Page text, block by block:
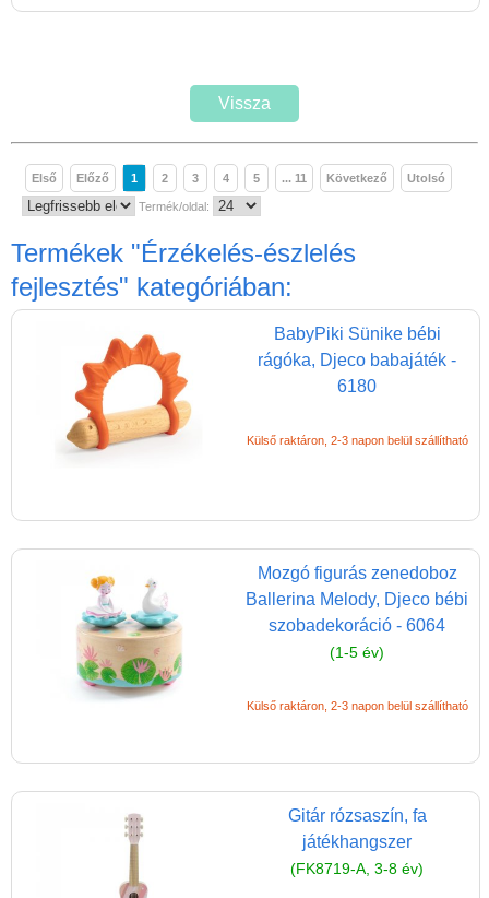
Vissza
Első Előző 1 2 3 4 5 ... 11 Következő Utolsó
Termék/oldal:
Termékek "Érzékelés-észlelés
fejlesztés" kategóriában:
BabyPiki Sünike bébi
rágóka, Djeco babajáték -
6180
Külső raktáron, 2-3 napon belül szállítható
Mozgó figurás zenedoboz
Ballerina Melody, Djeco bébi
szobadekoráció - 6064
(1-5 év)
Külső raktáron, 2-3 napon belül szállítható
Gitár rózsaszín, fa
játékhangszer
(FK8719-A, 3-8 év)
Mozgásfejlesztő játékok
Oktató játékok kutyáknak
Pasztell játékok
Papírszínház
Pixelhobby
Puzzle
Spiegelburg játékok
Strandjátékok
Szerelés, barkácsolás, kerti
kalandozás
(baba,autó,konyha,épület,..)
Társasjáték
Úti játékok, Utazó játékok
Ügyességi játékok
játékok